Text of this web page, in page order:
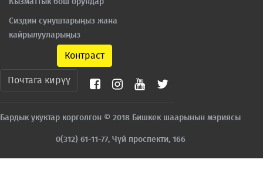
Кызматтык бош орундар
Сиздин сунуштарыңыз жана
кайрылууларыңыз
Контраст
Почтага кирүү
Бардык укуктар корголгон © 2018 Бишкек шаарынын мэриясы
0(312) 61-11-77, Чүй проспекти, 166